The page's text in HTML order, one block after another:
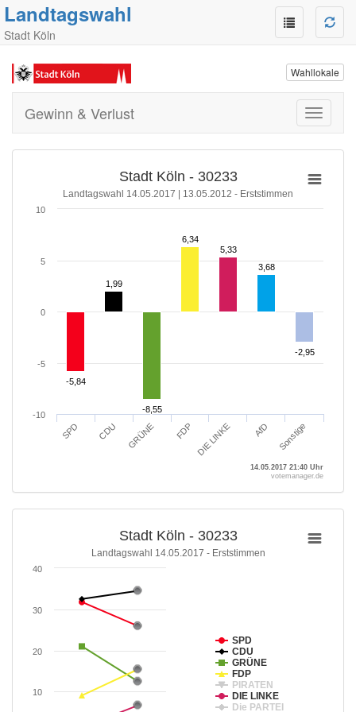
Landtagswahl
Stadt Köln
Wahllokale
Toggle
Gewinn & Verlust
14.05.2017 21:40 Uhr
Stadt Köln - 30233
Landtagswahl 14.05.2017 | 13.05.2012 - Erststimmen
-5,84
-5,84
1,99
1,99
-8,55
-8,55
6,34
6,34
5,33
5,33
3,68
3,68
-2,95
-2,95
SPD CDU GRÜNE FDP DIE LINKE AfD Sonstige
-10
-5
0
5
10
votemanager.de
Stadt Köln - 30233
Landtagswahl 14.05.2017 - Erststimmen
SPD
CDU
GRÜNE
FDP
PIRATEN
DIE LINKE
Die PARTEI
10
20
30
40